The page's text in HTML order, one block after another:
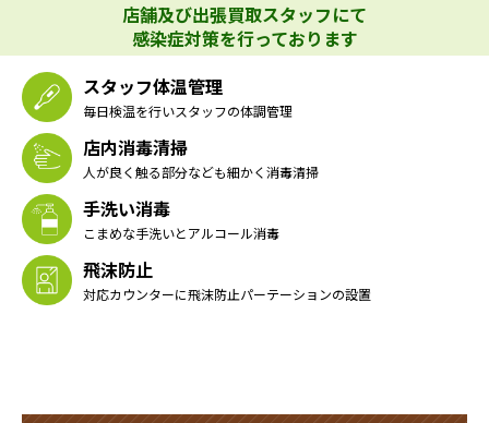
店舗及び出張買取スタッフにて
感染症対策を行っております
スタッフ体温管理
毎日検温を行いスタッフの体調管理
店内消毒清掃
人が良く触る部分なども細かく消毒清掃
手洗い消毒
こまめな手洗いとアルコール消毒
飛沫防止
対応カウンターに飛沫防止パーテーションの設置